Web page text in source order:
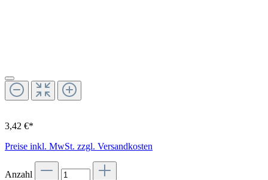
3,42 €*
Preise inkl. MwSt. zzgl. Versandkosten
Anzahl